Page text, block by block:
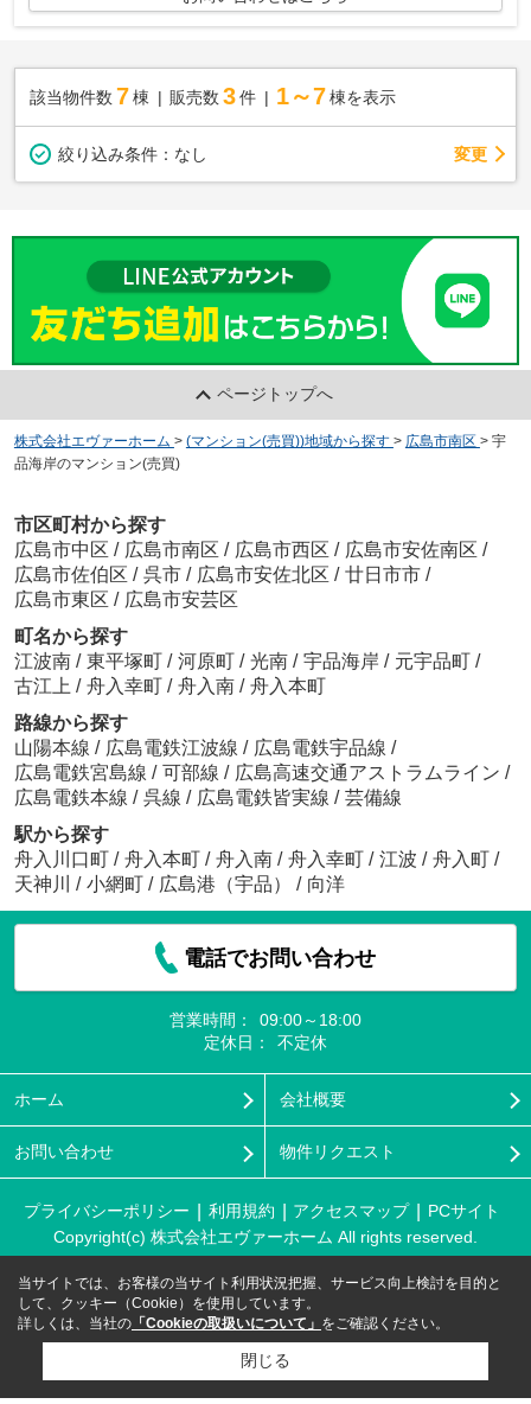
該当物件数 7棟 販売数 3 件 1～7 棟を表示
絞り込み条件： なし 変更
ページトップへ
株式会社エヴァーホーム > (マンション(売買))地域から探す > 広島市南区 > 宇
品海岸のマンション(売買)
市区町村から探す
広島市中区 / 広島市南区 / 広島市西区 / 広島市安佐南区 /
広島市佐伯区 / 呉市 / 広島市安佐北区 / 廿日市市 /
広島市東区 / 広島市安芸区
町名から探す
江波南 / 東平塚町 / 河原町 / 光南 / 宇品海岸 / 元宇品町 /
古江上 / 舟入幸町 / 舟入南 / 舟入本町
路線から探す
山陽本線 / 広島電鉄江波線 / 広島電鉄宇品線 /
広島電鉄宮島線 / 可部線 / 広島高速交通アストラムライン /
広島電鉄本線 / 呉線 / 広島電鉄皆実線 / 芸備線
駅から探す
舟入川口町 / 舟入本町 / 舟入南 / 舟入幸町 / 江波 / 舟入町 /
天神川
/ 小網町 / 広島港（宇品） / 向洋
電話でお問い合わせ
営業時間：
09:00～18:00
定休日：
不定休
ホーム 会社概要
お問い合わせ 物件リクエスト
プライバシーポリシー 利用規約 アクセスマップ
PCサイト
Copyright(c) 株式会社エヴァーホーム All rights reserved.
当サイトでは、お客様の当サイト利用状況把握、サービス向上検討を目的と
して、クッキー（Cookie）を使用しています。
詳しくは、当社の 「Cookieの取扱いについて」 をご確認ください。
閉じる